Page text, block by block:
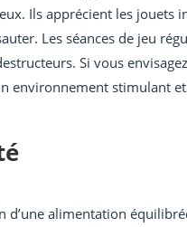
Ils apprécient les jouets
Les séances de jeu
Si vous
environnement stimulant
d’une alimentation